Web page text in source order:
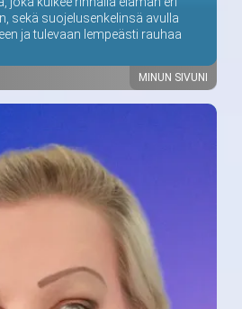
sekä suojelusenkelinsä avulla
ja tulevaan lempeästi rauhaa
MINUN SIVUNI